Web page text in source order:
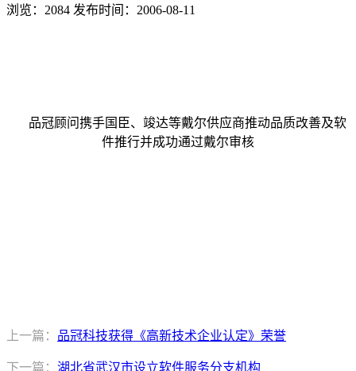
浏览：2084 发布时间：2006-08-11
品冠顾问携手国臣、竣达等戴尔供应商推动品质改善及软
件推行并成功通过戴尔审核
上一篇： 品冠科技获得《高新技术企业认定》荣誉
下一篇： 湖北省武汉市设立软件服务分支机构